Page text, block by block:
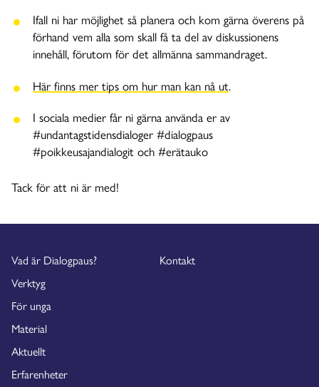
Ifall ni har möjlighet så planera och kom gärna överens på
förhand vem alla som skall få ta del av diskussionens
innehåll, förutom för det allmänna sammandraget.
Här finns mer tips om hur man kan nå ut.
I sociala medier får ni gärna använda er av
#undantagstidensdialoger #dialogpaus
#poikkeusajandialogit och #erätauko
Tack för att ni är med!
Vad är Dialogpaus?
Verktyg
För unga
Material
Aktuellt
Erfarenheter
Kontakt